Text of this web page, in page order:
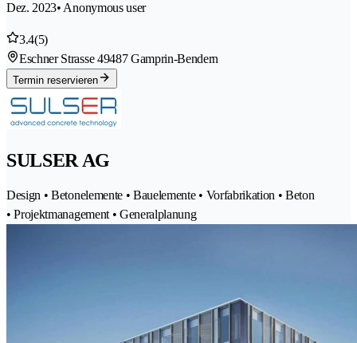
Dez. 2023• Anonymous user
3.4(5)
Eschner Strasse 49487 Gamprin-Bendern
Termin reservieren
SULSER AG
Design • Betonelemente • Bauelemente • Vorfabrikation • Beton
• Projektmanagement • Generalplanung